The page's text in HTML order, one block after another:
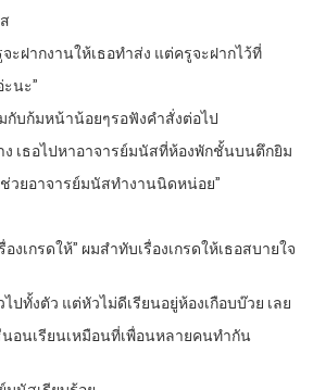
ะฝากงานให้เธอทำส่ง แต่ครูจะฝากไว้ที่
นะ”
กับก้มหน้าน้อยๆรอฟังคำสั่งต่อไป
ง เธอไปหาอาจารย์มนัสที่ห้องพักชั้นบนตึกยิม
วยอาจารย์มนัสทำงานนิดหน่อย”
งเกรดให้” ผมสำทับเรื่องเกรดให้เธอสบายใจ
ปทั้งตัว แต่หัวไม่ดีเรียนอยู่ห้องเกือบบ๊วย เลย
อนเรียนเหมือนที่เพื่อนหลายคนทำกัน